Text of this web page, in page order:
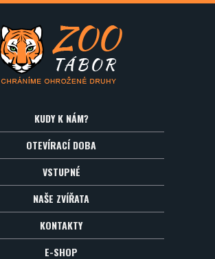
KUDY K NÁM?
OTEVÍRACÍ DOBA
VSTUPNÉ
NAŠE ZVÍŘATA
KONTAKTY
E-SHOP